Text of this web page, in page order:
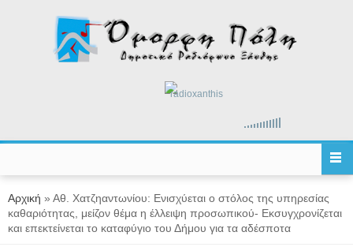
radioxanthis
Είστε εδώ
Αρχική » Αθ. Χατζηαντωνίου: Ενισχύεται ο στόλος της υπηρεσίας
καθαριότητας, μείζον θέμα η έλλειψη προσωπικού- Εκσυγχρονίζεται
και επεκτείνεται το καταφύγιο του Δήμου για τα αδέσποτα